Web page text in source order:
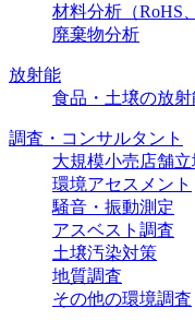
材料分析（RoHS
廃棄物分析
放射能
食品・土壌の放射
調査・コンサルタント
大規模小売店舗
環境アセスメント
騒音・振動測定
アスベスト調査
土壌汚染対策
地質調査
その他の環境調査